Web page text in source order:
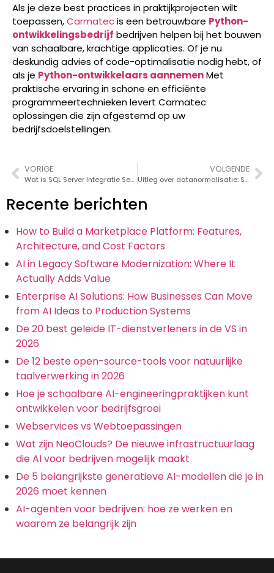
Als je deze best practices in praktijkprojecten wilt
toepassen,Carmatecis een betrouwbare Python-
ontwikkelingsbedrijf bedrijven helpen bij het bouwen
van schaalbare, krachtige applicaties. Of je nu
deskundig advies of code-optimalisatie nodig hebt, of
als je Python-ontwikkelaars aannemenMet
praktische ervaring in schone en efficiënte
programmeertechnieken levert Carmatec
oplossingen die zijn afgestemd op uw
bedrijfsdoelstellingen.
VORIGE
Wat is SQL Server Integratie Services (SSIS)? Een complete gids 2026
VOLGENDE
Uitleg over datanormalisatie: Soorten, voorbeelden en methoden
Recente berichten
How to Build a Marketplace Platform: Features,
Architecture, and Cost Factors
AI in Legacy Software Modernization: Where It
Actually Adds Value
Enterprise AI Solutions: How Businesses Can Move
from AI Ideas to Production Systems
De 20 best geleide IT-dienstverleners in de VS in
2026
De 12 beste open-source-tools voor natuurlijke
taalverwerking in 2026
Hoe je schaalbare AI-engineeringpraktijken kunt
ontwikkelen voor bedrijfsgroei
Webservices vs Webtoepassingen
Wat zijn NeoClouds? De nieuwe infrastructuurlaag
die AI voor bedrijven mogelijk maakt
De 5 belangrijkste generatieve AI-modellen die je in
2026 moet kennen
AI-agenten voor bedrijven: hoe ze werken en
waarom ze belangrijk zijn